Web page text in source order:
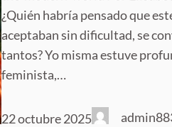
¿Quién habría pensado que
aceptaban sin dificultad, se
tantos? Yo misma estuve
feminista,…
22 octubre 2025